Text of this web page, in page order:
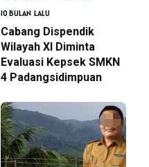
10 BULAN LALU
Cabang Dispendik
Wilayah XI Diminta
Evaluasi Kepsek SMKN
4 Padangsidimpuan